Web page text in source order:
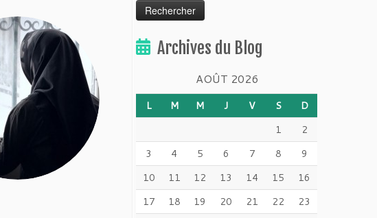
Archives du Blog
AOÛT 2026
L M M J V S
D
1
2
3
4 5 6 7 8
9
10
11 12 13 14 15
16
17
18 19 20 21 22
23